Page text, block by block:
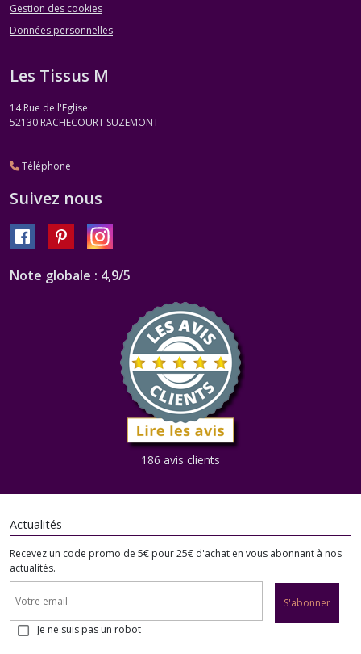
Gestion des cookies
Données personnelles
Les Tissus M
14 Rue de l'Eglise
52130 RACHECOURT SUZEMONT
Téléphone
Suivez nous
Note globale : 4,9/5
186 avis clients
Actualités
Recevez un code promo de 5€ pour 25€ d'achat en vous abonnant à nos
actualités.
S'abonner
Je ne suis pas un robot